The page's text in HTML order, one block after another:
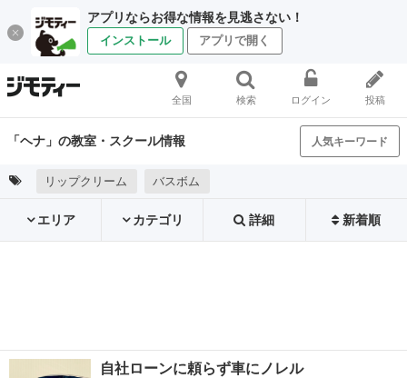
アプリならお得な情報を見逃さない！
インストール アプリで開く
全国 検索 ログイン 投稿
「ヘナ」の教室・スクール情報 人気キーワード
リップクリーム バスボム
エリア カテゴリ 詳細 新着順
自社ローンに頼らず車にノレル